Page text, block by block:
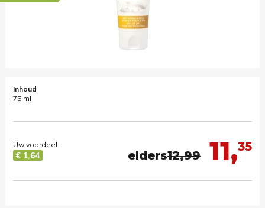
Inhoud
75 ml
11,35
elders12,99
Uw voordeel:
€ 1,64